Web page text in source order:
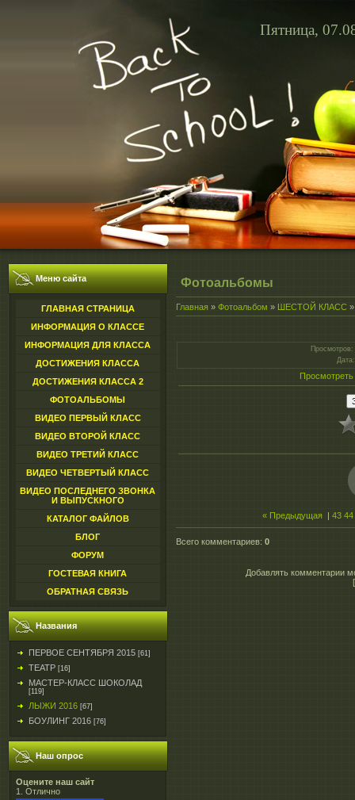
Пятница,
Меню сайта
ГЛАВНАЯ СТРАНИЦА
ИНФОРМАЦИЯ О КЛАССЕ
ИНФОРМАЦИЯ ДЛЯ КЛАССА
ДОСТИЖЕНИЯ КЛАССА
ДОСТИЖЕНИЯ КЛАССА 2
ФОТОАЛЬБОМЫ
ВИДЕО ПЕРВЫЙ КЛАСС
ВИДЕО ВТОРОЙ КЛАСС
ВИДЕО ТРЕТИЙ КЛАСС
ВИДЕО ЧЕТВЕРТЫЙ КЛАСС
ВИДЕО ПОСЛЕДНЕГО ЗВОНКА
И ВЫПУСКНОГО
КАТАЛОГ ФАЙЛОВ
БЛОГ
ФОРУМ
ГОСТЕВАЯ КНИГА
ОБРАТНАЯ СВЯЗЬ
Названия
ПЕРВОЕ СЕНТЯБРЯ 2015 [61]
ТЕАТР [16]
МАСТЕР-КЛАСС ШОКОЛАД
[119]
ЛЫЖИ 2016 [67]
БОУЛИНГ 2016 [76]
Наш опрос
Оцените наш сайт
1. Отлично
Фотоальбомы
Главная » Фотоальбом » ШЕСТОЙ КЛАСС
Просмотров:
Дата
« Предыдущая 43 44
Всего комментариев: 0
Добавлять комментарии